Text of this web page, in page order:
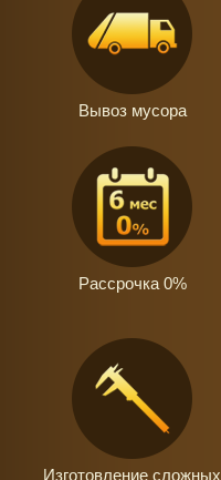
Вывоз мусора
Рассрочка 0%
Изготовление сложных